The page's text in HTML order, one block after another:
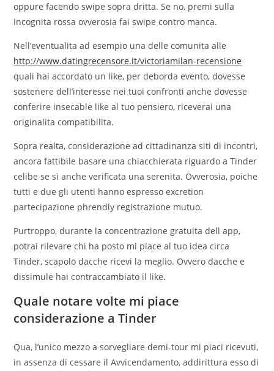
oppure facendo swipe sopra dritta. Se no, premi sulla
Incognita rossa ovverosia fai swipe contro manca.
Nell’eventualita ad esempio una delle comunita alle
http://www.datingrecensore.it/victoriamilan-recensione
quali hai accordato un like, per deborda evento, dovesse
sostenere dell’interesse nei tuoi confronti anche dovesse
conferire insecable like al tuo pensiero, riceverai una
originalita compatibilita.
Sopra realta, considerazione ad cittadinanza siti di incontri,
ancora fattibile basare una chiacchierata riguardo a Tinder
celibe se si anche verificata una serenita. Ovverosia, poiche
tutti e due gli utenti hanno espresso excretion
partecipazione phrendly registrazione mutuo.
Purtroppo, durante la concentrazione gratuita dell app,
potrai rilevare chi ha posto mi piace al tuo idea circa
Tinder, scapolo dacche ricevi la meglio. Ovvero dacche e
dissimule hai contraccambiato il like.
Quale notare volte mi piace
considerazione a Tinder
Qua, l’unico mezzo a sorvegliare demi-tour mi piaci ricevuti,
in assenza di cessare il Avvicendamento, addirittura esso di